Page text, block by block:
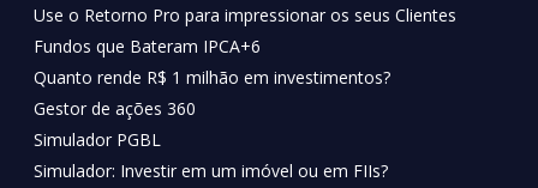
Use o Retorno Pro para impressionar os seus Clientes
Fundos que Bateram IPCA+6
Quanto rende R$ 1 milhão em investimentos?
Gestor de ações 360
Simulador PGBL
Simulador: Investir em um imóvel ou em FIIs?